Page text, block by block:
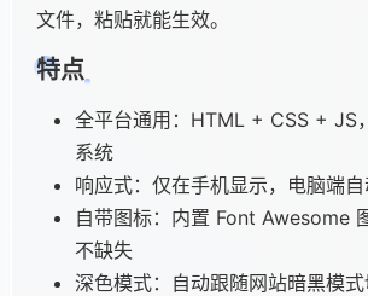
文件，粘贴就能生效。
特点
全平台通用：HTML + CSS + JS
系统​
响应式：仅在手机显示，电脑端
自带图标：内置 Font Awesome
不缺失​
深色模式：自动跟随网站暗黑模